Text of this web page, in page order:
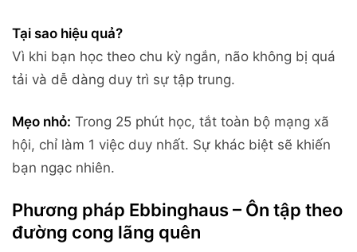
Tại sao hiệu quả?
Vì khi bạn học theo chu kỳ ngắn, não không bị quá
tải và dễ dàng duy trì sự tập trung.
Mẹo nhỏ: Trong 25 phút học, tắt toàn bộ mạng xã
hội, chỉ làm 1 việc duy nhất. Sự khác biệt sẽ khiến
bạn ngạc nhiên.
Phương pháp Ebbinghaus – Ôn tập theo
đường cong lãng quên